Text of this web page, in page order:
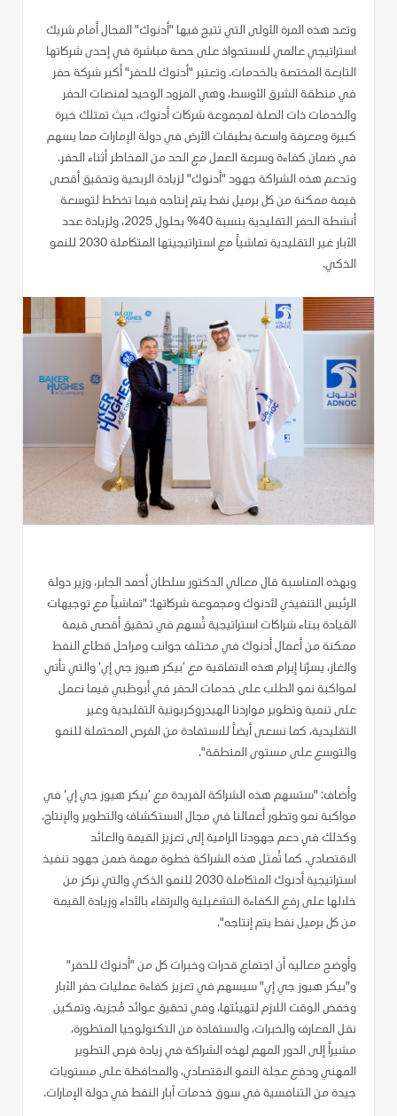
وتعد هذه المرة الأولى التي تتيح فيها "أدنوك" المجال أمام شريك
استراتيجي عالمي للاستحواذ على حصة مباشرة في إحدى شركاتها
التابعة المختصة بالخدمات. وتعتبر "أدنوك للحفر" أكبر شركة حفر
في منطقة الشرق الأوسط، وهي المزود الوحيد لمنصات الحفر
والخدمات ذات الصلة لمجموعة شركات أدنوك، حيث تمتلك خبرة
كبيرة ومعرفة واسعة بطبقات الأرض في دولة الإمارات مما يسهم
في ضمان كفاءة وسرعة العمل مع الحد من المخاطر أثناء الحفر.
وتدعم هذه الشراكة جهود "أدنوك" لزيادة الربحية وتحقيق أقصى
قيمة ممكنة من كل برميل نفط يتم إنتاجه فيما تخطط لتوسعة
أنشطة الحفر التقليدية بنسبة 40% بحلول 2025، ولزيادة عدد
الآبار غير التقليدية تماشياً مع استراتيجيتها المتكاملة 2030 للنمو
الذكي.
وبهذه المناسبة قال معالي الدكتور سلطان أحمد الجابر، وزير دولة
الرئيس التنفيذي لأدنوك ومجموعة شركاتها: "تماشياً مع توجيهات
القيادة ببناء شراكات استراتيجية تُسهم في تحقيق أقصى قيمة
ممكنة من أعمال أدنوك في مختلف جوانب ومراحل قطاع النفط
والغاز، يسرّنا إبرام هذه الاتفاقية مع ’بيكر هيوز جي إي‘ والتي تأتي
لمواكبة نمو الطلب على خدمات الحفر في أبوظبي فيما نعمل
على تنمية وتطوير مواردنا الهيدروكربونية التقليدية وغير
التقليدية، كما نسعى أيضاً للاستفادة من الفرص المحتملة للنمو
والتوسع على مستوى المنطقة".
وأضاف: "ستسهم هذه الشراكة الفريدة مع ’بيكر هيوز جي إي‘ في
مواكبة نمو وتطور أعمالنا في مجال الاستكشاف والتطوير والإنتاج،
وكذلك في دعم جهودنا الرامية إلى تعزيز القيمة والعائد
الاقتصادي. كما تُمثل هذه الشراكة خطوة مهمة ضمن جهود تنفيذ
استراتيجية أدنوك المتكاملة 2030 للنمو الذكي والتي نركز من
خلالها على رفع الكفاءة التشغيلية والارتقاء بالأداء وزيادة القيمة
من كل برميل نفط يتم إنتاجه".
وأوضح معاليه أن اجتماع قدرات وخبرات كل من "أدنوك للحفر"
و"بيكر هيوز جي إي" سيسهم في تعزيز كفاءة عمليات حفر الآبار
وخفض الوقت اللازم لتهيئتها، وفي تحقيق عوائد مُجزية، وتمكين
نقل المعارف والخبرات، والاستفادة من التكنولوجيا المتطورة،
مشيراً إلى الدور المهم لهذه الشراكة في زيادة فرص التطوير
المهني ودفع عجلة النمو الاقتصادي، والمحافظة على مستويات
جيدة من التنافسية في سوق خدمات آبار النفط في دولة الإمارات.